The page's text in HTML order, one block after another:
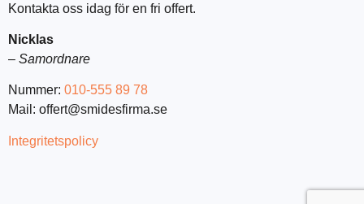
Kontakta oss idag för en fri offert.
Nicklas
– Samordnare
Nummer: 010-555 89 78
Mail: offert@smidesfirma.se
Integritetspolicy